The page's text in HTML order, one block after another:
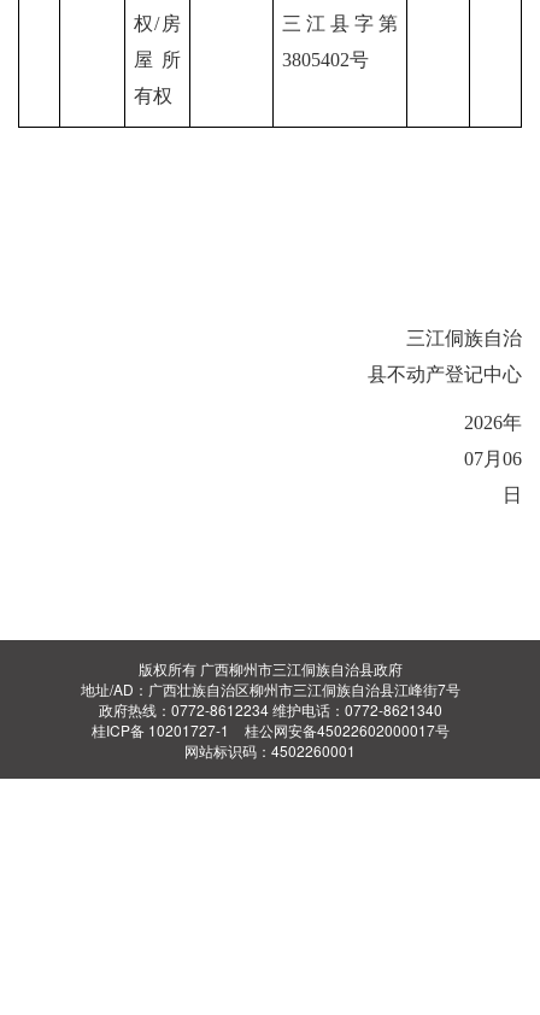
权/房
屋所
有权
三江县字第
3805402号
三江侗族自治
县不动产登记中心
2026年
07月06
日
版权所有 广西柳州市三江侗族自治县政府
地址/AD：广西壮族自治区柳州市三江侗族自治县江峰街7号
政府热线：0772-8612234 维护电话：0772-8621340
桂ICP备 10201727-1
桂公网安备45022602000017号
网站标识码：4502260001